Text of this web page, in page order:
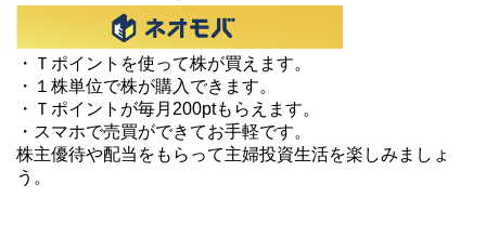
・Ｔポイントを使って株が買えます。
・１株単位で株が購入できます。
・Ｔポイントが毎月200ptもらえます。
・スマホで売買ができてお手軽です。
株主優待や配当をもらって主婦投資生活を楽しみましょ
う。